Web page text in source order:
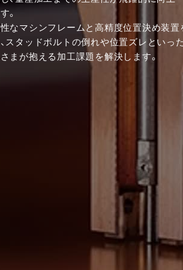
。
なマシンフレームと高精度位置決め装置
スタッドボルトの倒れや位置ズレといっ
まが抱える加工課題を解決します。